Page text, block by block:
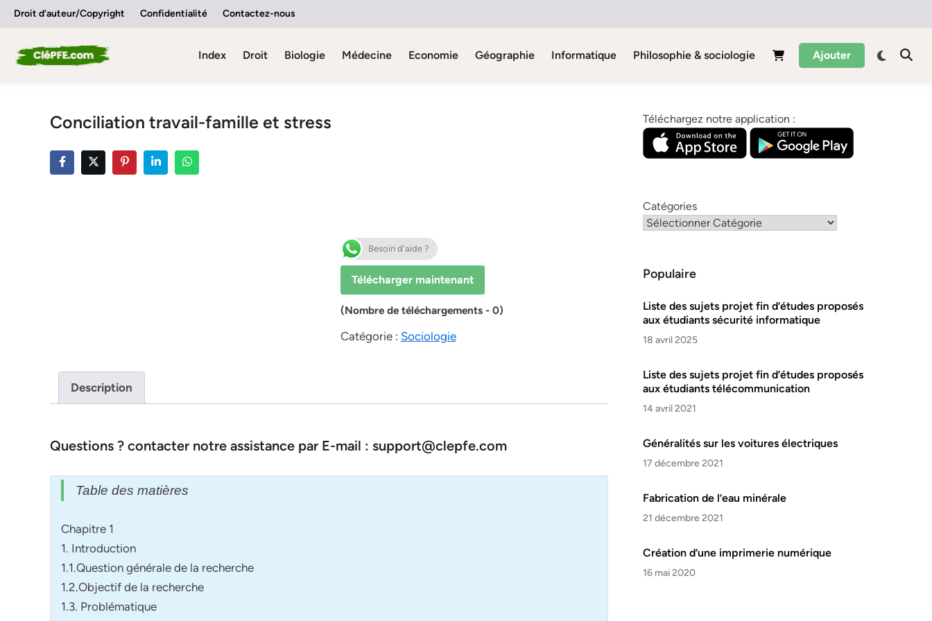
SkipDroit d’auteur/Copyright Confidentialité Contactez-nous
Index Droit Biologie Médecine Economie Géographie Informatique Philosophie & sociologie Ajouter
Conciliation travail-famille et stress
Besoin d'aide ?
Télécharger maintenant
(Nombre de téléchargements - 0)
Catégorie : Sociologie
Description
Questions ? contacter notre assistance par E-mail : support@clepfe.com
Table des matières
Chapitre 1
1. Introduction
1.1.Question générale de la recherche
1.2.Objectif de la recherche
1.3. Problématique
Téléchargez notre application :
Catégories
Populaire
Liste des sujets projet fin d’études proposés
aux étudiants sécurité informatique
18 avril 2025
Liste des sujets projet fin d’études proposés
aux étudiants télécommunication
14 avril 2021
Généralités sur les voitures électriques
17 décembre 2021
Fabrication de l’eau minérale
21 décembre 2021
Création d’une imprimerie numérique
16 mai 2020